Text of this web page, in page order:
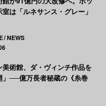
は「ルネサンス・グレー」
NEWS
美術館、ダ・ヴィンチ作品を
」──億万長者秘蔵の《糸巻